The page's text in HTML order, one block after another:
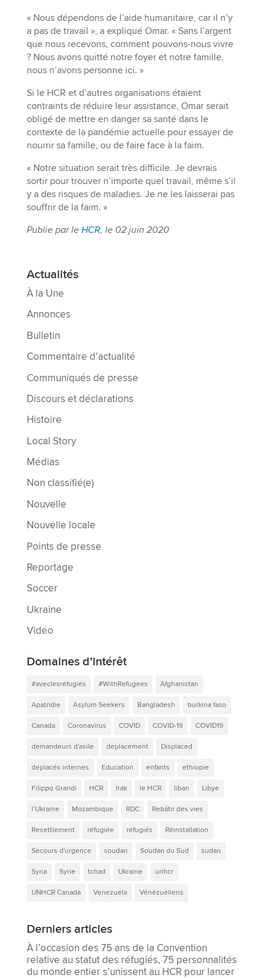
« Nous dépendons de l’aide humanitaire, car il n’y
a pas de travail », a expliqué Omar. « Sans l’argent
que nous recevons, comment pouvons-nous vivre
? Nous avons quitté notre foyer et notre famille,
nous n’avons personne ici. »
Si le HCR et d’autres organisations étaient
contraints de réduire leur assistance, Omar serait
obligé de mettre en danger sa santé dans le
contexte de la pandémie actuelle pour essayer de
nourrir sa famille, ou de faire face à la faim.
« Notre situation serait très difficile. Je devrais
sortir pour trouver n’importe quel travail, même s’il
y a des risques de maladies. Je ne les laisserai pas
souffrir de la faim. »
Publie par le HCR, le 02 juin 2020
Actualités
À la Une
Annonces
Bulletin
Commentaire d’actualité
Communiqués de presse
Discours et déclarations
Histoire
Local Story
Médias
Non classifié(e)
Nouvelle
Nouvelle locale
Points de presse
Reportage
Soccer
Ukraine
Vidéo
Domaines d’intérêt
#aveclesréfugiés #WithRefugees Afghanistan
Apatridie Asylum Seekers Bangladesh burkina faso
Canada Coronavirus COVID COVID-19 COVID19
demandeurs d'asile deplacement Displaced
déplacés internes Education enfants ethiopie
Filippo Grandi HCR Irak le HCR liban Libye
l’Ukraine Mozambique RDC Rebâtir des vies
Resettlement réfugiée réfugiés Réinstallation
Secours d'urgence soudan Soudan du Sud sudan
Syria Syrie tchad Ukraine unhcr
UNHCR Canada Venezuela Vénézuéliens
Derniers articles
À l’occasion des 75 ans de la Convention
relative au statut des réfugiés, 75 personnalités
du monde entier s’unissent au HCR pour lancer